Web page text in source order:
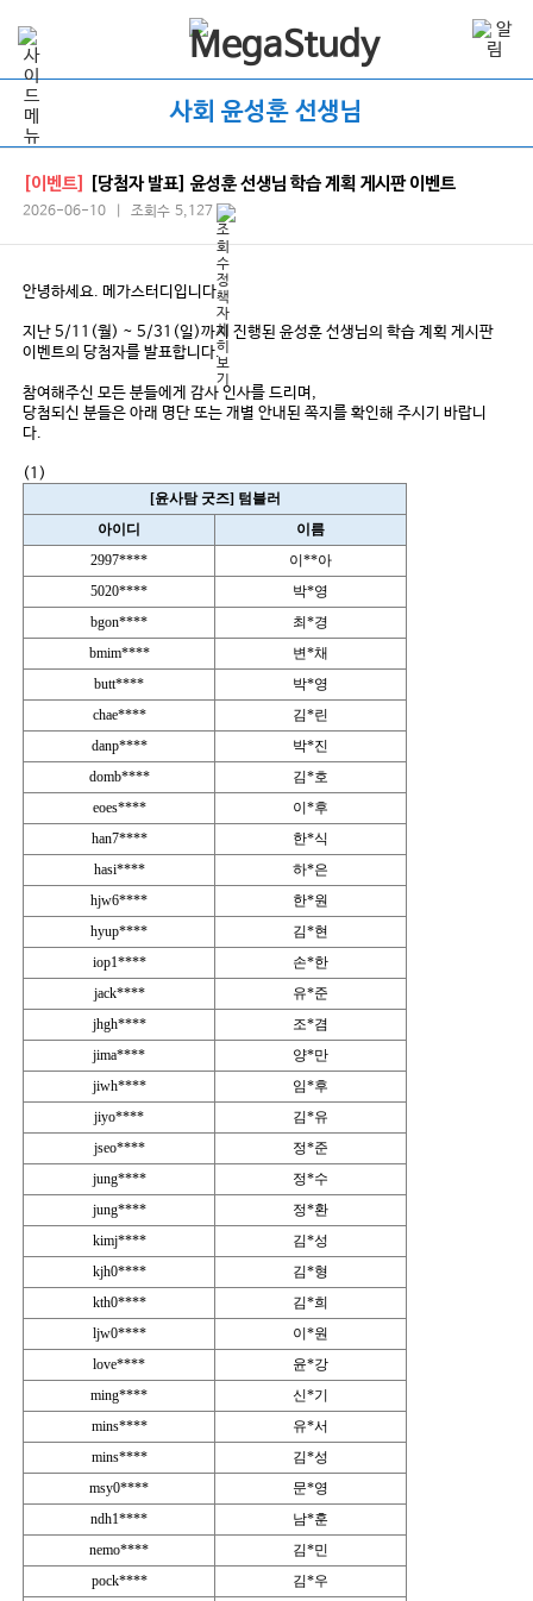
사회 윤성훈 선생님
[이벤트] [당첨자 발표] 윤성훈 선생님 학습 계획 게시판 이벤트
2026-06-10 | 조회수 5,127
안녕하세요. 메가스터디입니다.
지난 5/11(월) ~ 5/31(일)까지 진행된 윤성훈 선생님의 학습 계획 게시판
이벤트의 당첨자를 발표합니다.
참여해주신 모든 분들에게 감사 인사를 드리며,
당첨되신 분들은 아래 명단 또는 개별 안내된 쪽지를 확인해 주시기 바랍니
다.
(1)
[윤사탐 굿즈] 텀블러
아이디
이름
2997****
이**아
5020****
박*영
bgon****
최*경
bmim****
변*채
butt****
박*영
chae****
김*린
danp****
박*진
domb****
김*호
eoes****
이*후
han7****
한*식
hasi****
하*은
hjw6****
한*원
hyup****
김*현
iop1****
손*한
jack****
유*준
jhgh****
조*겸
jima****
양*만
jiwh****
임*후
jiyo****
김*유
jseo****
정*준
jung****
정*수
jung****
정*환
kimj****
김*성
kjh0****
김*형
kth0****
김*희
ljw0****
이*원
love****
윤*강
ming****
신*기
mins****
유*서
mins****
김*성
msy0****
문*영
ndh1****
남*훈
nemo****
김*민
pock****
김*우